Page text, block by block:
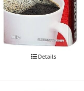
Mokka filtrikohv 450g
Details